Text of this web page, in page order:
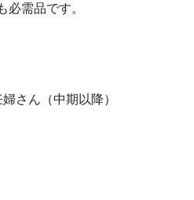
必需品です。
さん（中期以降）